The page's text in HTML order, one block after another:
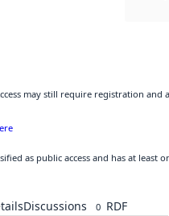
may still require registration and
as public access and has at
Discussions 0 RDF